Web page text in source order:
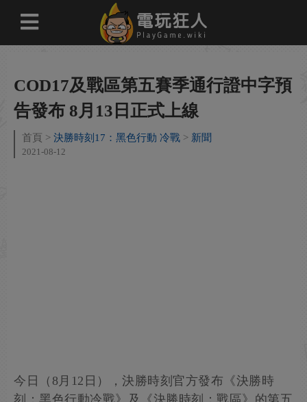
COD17及戰區第五賽季通行證中字預
告發布 8月13日正式上線
首頁 決勝時刻17：黑色行動 冷戰 新聞
2021-08-12
今日（8月12日），決勝時刻官方發布《決勝時
刻：黑色行動冷戰》及《決勝時刻：戰區》的第五